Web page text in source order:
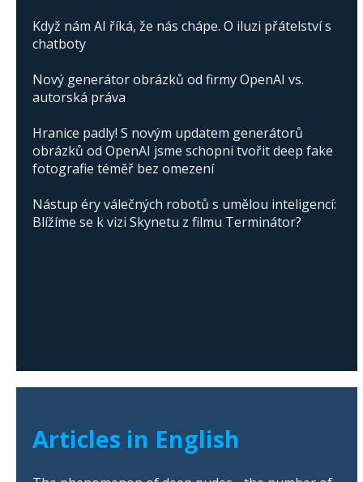
Když nám AI říká, že nás chápe. O iluzi přátelství s
chatboty
Nový generátor obrázků od firmy OpenAI vs.
autorská práva
Hranice padly! S novým updatem generátorů
obrázků od OpenAI jsme schopni tvořit deep fake
fotografie téměř bez omezení
Nástup éry válečných robotů s umělou inteligencí:
Blížíme se k vizi Skynetu z filmu Terminátor?
Articles in English